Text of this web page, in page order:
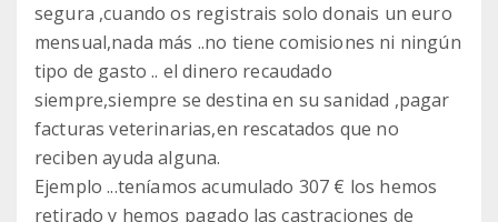
segura ,cuando os registrais solo donais un euro
mensual,nada más ..no tiene comisiones ni ningún
tipo de gasto .. el dinero recaudado
siempre,siempre se destina en su sanidad ,pagar
facturas veterinarias,en rescatados que no
reciben ayuda alguna.
Ejemplo ...teníamos acumulado 307 € los hemos
retirado y hemos pagado las castraciones de